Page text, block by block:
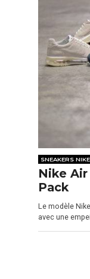
SNEAKERS NIKE
Nike
Pack
Le modèle
avec une